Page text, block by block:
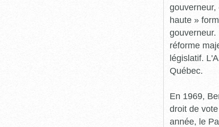
haute »
réforme
législatif.
Québec.
En 1969,
droit de
année, le